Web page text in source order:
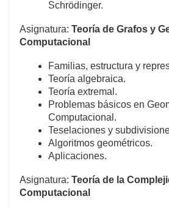
Schrödinger.
Asignatura: Teoría de Grafos y
Computacional
Familias, estructura y
Teoría algebraica.
Teoría extremal.
Problemas básicos en
Computacional.
Teselaciones y
Algoritmos geométricos.
Aplicaciones.
Asignatura: Teoría de la
Computacional